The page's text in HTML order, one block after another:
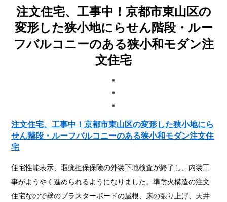
注文住宅、工事中！京都市東山区の
変形した狭小地にらせん階段・ルー
フバルコニーのある狭小和モダン注
文住宅
注文住宅、工事中！京都市東山区の変形した狭小地にら
せん階段・ルーフバルコニーのある狭小和モダン注文住
宅
住宅性能表示、瑕疵担保保険の外装下地検査が終了し、内装工
事がようやく進められるようになりました。準耐火構造の注文
住宅なので壁のプラスターボードの屋根、床の張り上げ、天井